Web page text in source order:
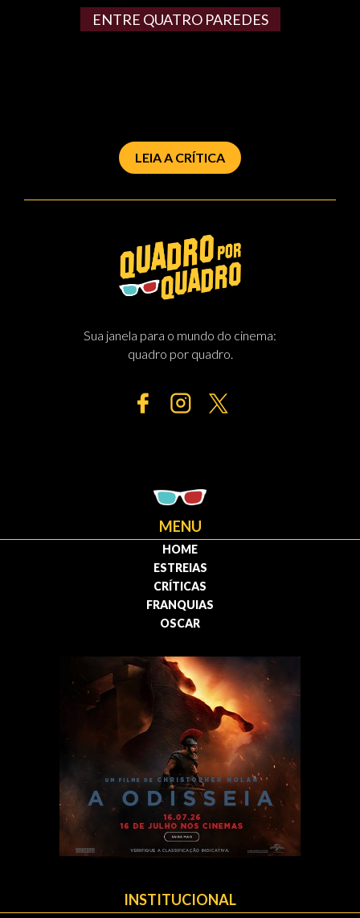
ENTRE QUATRO PAREDES
LEIA A CRÍTICA
Sua janela para o mundo do cinema:
quadro por quadro.
MENU
HOME
ESTREIAS
CRÍTICAS
FRANQUIAS
OSCAR
INSTITUCIONAL